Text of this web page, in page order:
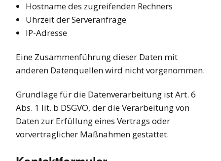
Hostname des zugreifenden Rechners
Uhrzeit der Serveranfrage
IP-Adresse
Eine Zusammenführung dieser Daten mit
anderen Datenquellen wird nicht vorgenommen.
Grundlage für die Datenverarbeitung ist Art. 6
Abs. 1 lit. b DSGVO, der die Verarbeitung von
Daten zur Erfüllung eines Vertrags oder
vorvertraglicher Maßnahmen gestattet.